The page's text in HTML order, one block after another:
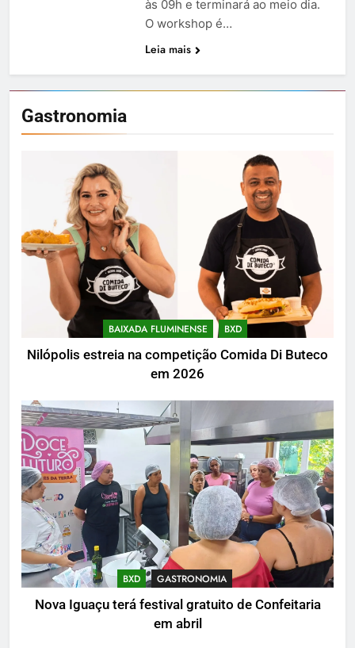
Gastronomia
BAIXADA FLUMINENSE BXD
Nilópolis estreia na competição Comida Di Buteco
em 2026
BXD GASTRONOMIA
Nova Iguaçu terá festival gratuito de Confeitaria
em abril
às 09h e terminará ao meio dia.
O workshop é…
Leia mais